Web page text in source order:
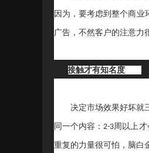
因为，要考虑到整个商业
广告，不然客户的注意
勤接触才有知名度
决定市场效果好坏就
同一个内容：2-3周以上
重复的力量很可怕，脑